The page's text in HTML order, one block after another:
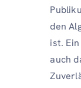
den
ist.
auch